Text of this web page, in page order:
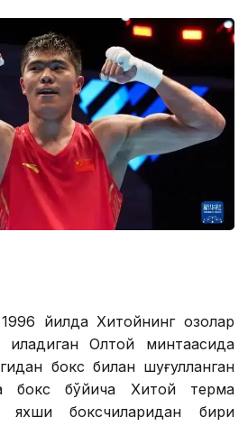
1996 йилда Хитойнинг қозоқлар
Олтой минтақасида
бокс билан шуғулланган
бокс бўйича Хитой терма
яхши боксчиларидан бири